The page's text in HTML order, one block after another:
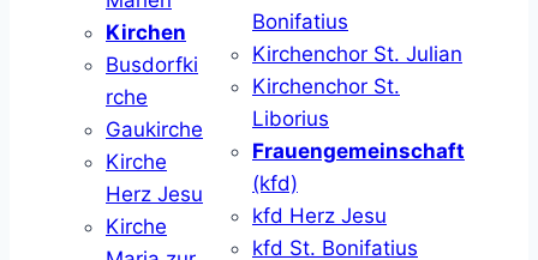
Kirchen
Busdorfki
rche
Gaukirche
Kirche
Herz Jesu
Kirche
Bonifatius
Kirchenchor St. Julian
Kirchenchor St.
Liborius
Frauengemeinschaft
(kfd)
kfd Herz Jesu
kfd St. Bonifatius